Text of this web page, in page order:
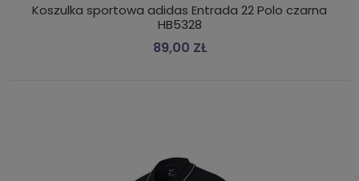
Koszulka sportowa adidas Entrada 22 Polo czarna
HB5328
89,00 ZŁ